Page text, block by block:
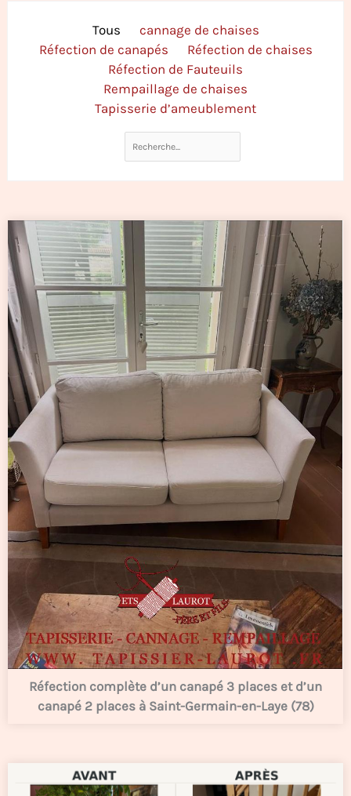
b
k
e
r
e
s
t
t
a
g
r
a
m
Tous
cannage de chaises
Réfection de canapés
Réfection de chaises
Réfection de Fauteuils
Rempaillage de chaises
Tapisserie d’ameublement
Réfection complète d’un canapé 3 places et d’un
canapé 2 places à Saint-Germain-en-Laye (78)